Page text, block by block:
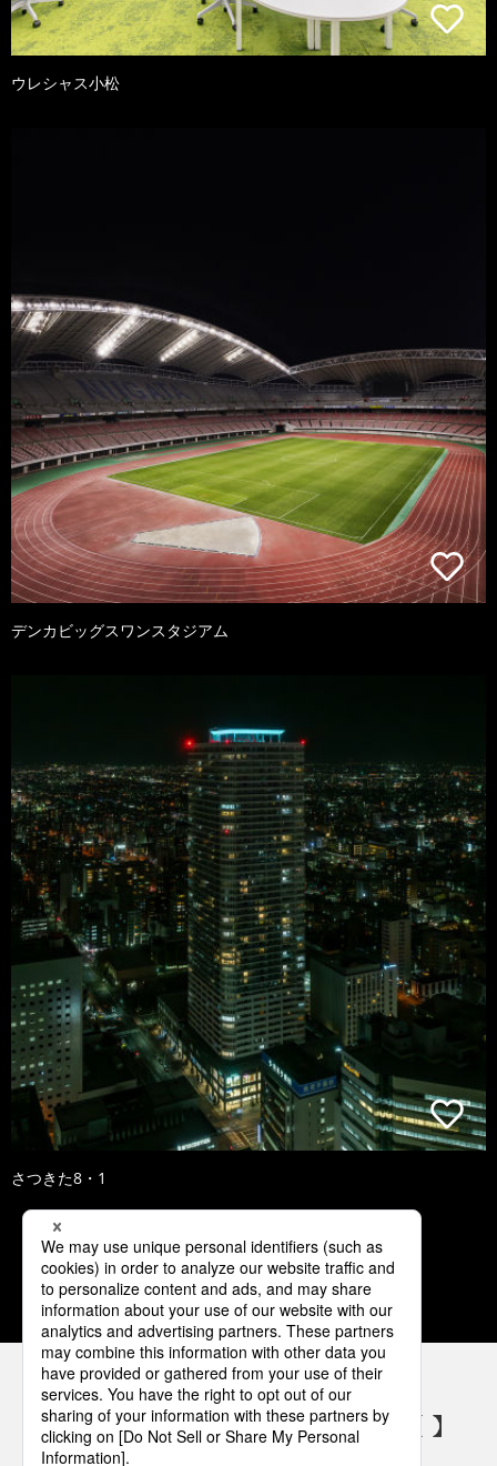
ウレシャス小松
デンカビッグスワンスタジアム
さつきた8・1
1 2 3 4 5
パナソニックの電気設備 SNSアカウント